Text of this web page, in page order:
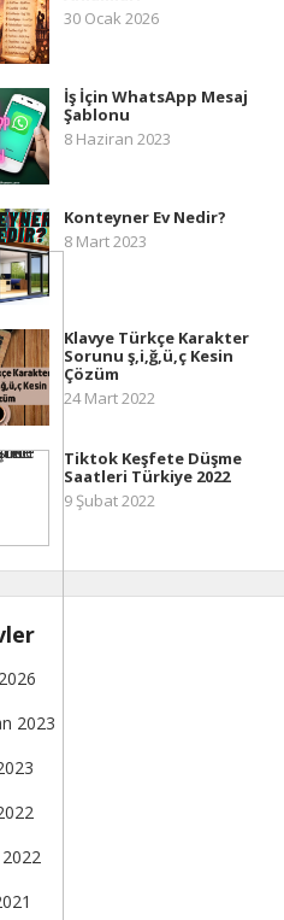
30 Ocak 2026
İş İçin WhatsApp Mesaj
Şablonu
8 Haziran 2023
Konteyner Ev Nedir?
8 Mart 2023
Klavye Türkçe Karakter
Sorunu ş,i,ğ,ü,ç Kesin
Çözüm
24 Mart 2022
Tiktok Keşfete Düşme
Saatleri Türkiye 2022
9 Şubat 2022
2023